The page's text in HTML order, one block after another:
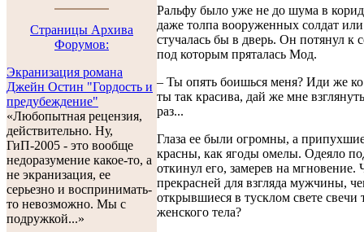
Cтраницы Архива
Форумов:
Экранизация романа
Джейн Остин "Гордость и
предубеждение"
«Любопытная рецензия,
действительно. Ну,
ГиП-2005 - это вообще
недоразумение какое-то, а
не экранизация, ее
серьезно и воспринимать-
то невозможно. Мы с
подружкой...»
Ральфу было уже не до шума в
даже толпа вооруженных солдат
стучалась бы в дверь. Он потянул к
под которым пряталась Мод.
– Ты опять боишься меня? Иди же
ты так красива, дай же мне
раз...
Глаза ее были огромны, а
красны, как ягоды омелы. Одеяло
откинул его, замерев на мгновение.
прекрасней для взгляда мужчины,
открывшиеся в тусклом свете свечи
женского тела?